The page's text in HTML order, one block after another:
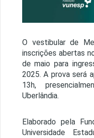
O vestibular de
inscrições abertas
de maio para
2025. A prova será
13h,
Uberlândia.
Elaborado pela
Universidade